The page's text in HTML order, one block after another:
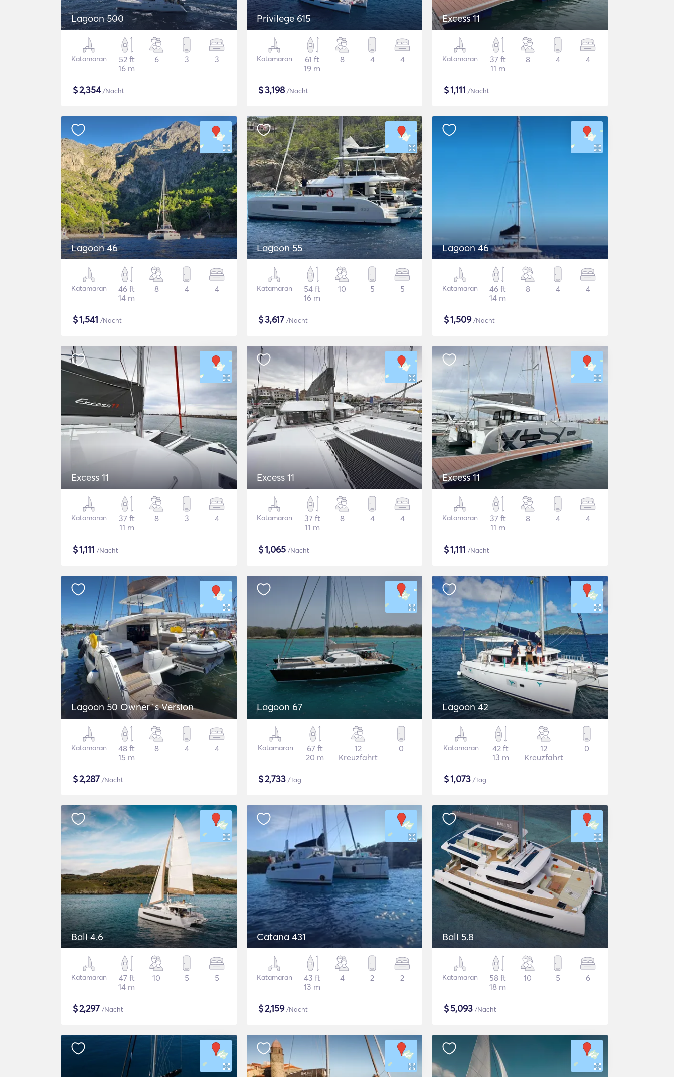
Lagoon 500
Katamaran
52 ft
16 m
6 3 3
$2,354/Nacht
Privilege 615
Katamaran
61 ft
19 m
8 4 4
$3,198/Nacht
Excess 11
Katamaran
37 ft
11 m
8 4 4
$1,111 /Nacht
Lagoon 46
Katamaran
46 ft
14 m
8 4 4
$1,541 /Nacht
Lagoon 55
Katamaran
54 ft
16 m
10 5 5
$3,617 /Nacht
Lagoon 46
Katamaran
46 ft
14 m
8 4 4
$1,509/Nacht
Excess 11
Katamaran
37 ft
11 m
8 3 4
$1,111 /Nacht
Excess 11
Katamaran
37 ft
11 m
8 4 4
$1,065 /Nacht
Excess 11
Katamaran
37 ft
11 m
8 4 4
$1,111 /Nacht
Lagoon 50 Owner´s Version
Katamaran
48 ft
15 m
8 4 4
$2,287 /Nacht
Lagoon 67
Katamaran
67 ft
20 m
12
Kreuzfahrt
0
$2,733 /Tag
Lagoon 42
Katamaran
42 ft
13 m
12
Kreuzfahrt
0
$1,073 /Tag
Bali 4.6
Katamaran
47 ft
14 m
10 5 5
$2,297 /Nacht
Catana 431
Katamaran
43 ft
13 m
4 2 2
$2,159/Nacht
Bali 5.8
Katamaran
58 ft
18 m
10 5 6
$5,093 /Nacht